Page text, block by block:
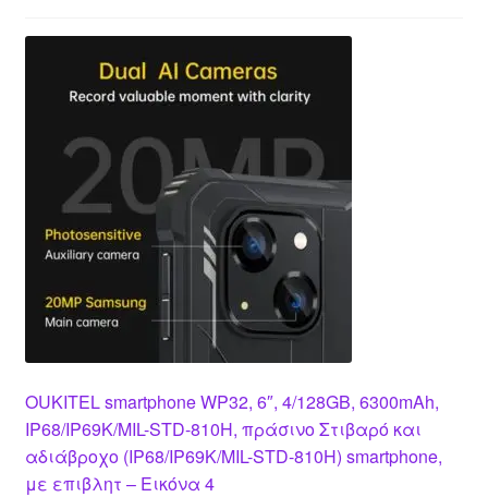
OUKITEL smartphone WP32, 6″, 4/128GB, 6300mAh,
IP68/IP69K/MIL-STD-810H, πράσινο Στιβαρό και
αδιάβροχο (IP68/IP69K/MIL-STD-810H) smartphone,
με επιβλητ – Εικόνα 4